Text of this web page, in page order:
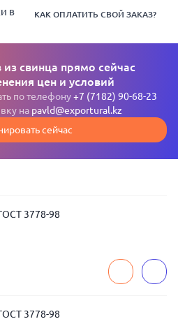
В
КАК ОПЛАТИТЬ СВОЙ ЗАКАЗ?
из свинца прямо сейчас
цен и условий
по телефону+7 (7182) 90-68-23
на pavld@exportural.kz
сейчас
3778-98
3778-98